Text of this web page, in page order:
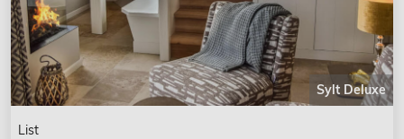
Sylt Deluxe
List